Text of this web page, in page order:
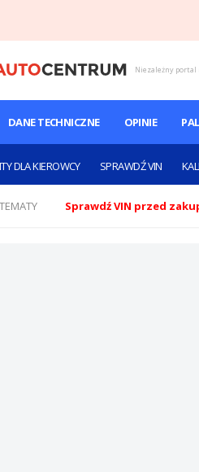
Niezależny
DANE TECHNICZNE OPINIE
DLA KIEROWCY SPRAWDŹ VIN
Sprawdź VIN przed